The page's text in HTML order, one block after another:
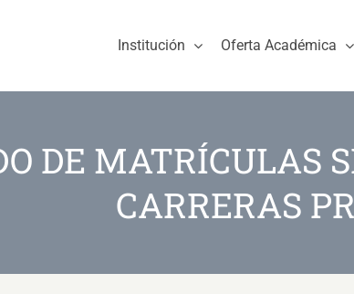
Institución Oferta Académica
DE MATRÍCULAS
CARRERAS